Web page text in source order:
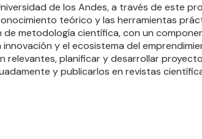
de los Andes, a través de este
teórico y las herramientas
de metodología científica, con un
innovación y el ecosistema del
relevantes, planificar y desarrollar
y publicarlos en revistas